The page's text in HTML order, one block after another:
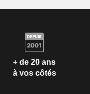
+ de 20 ans
à vos côtés